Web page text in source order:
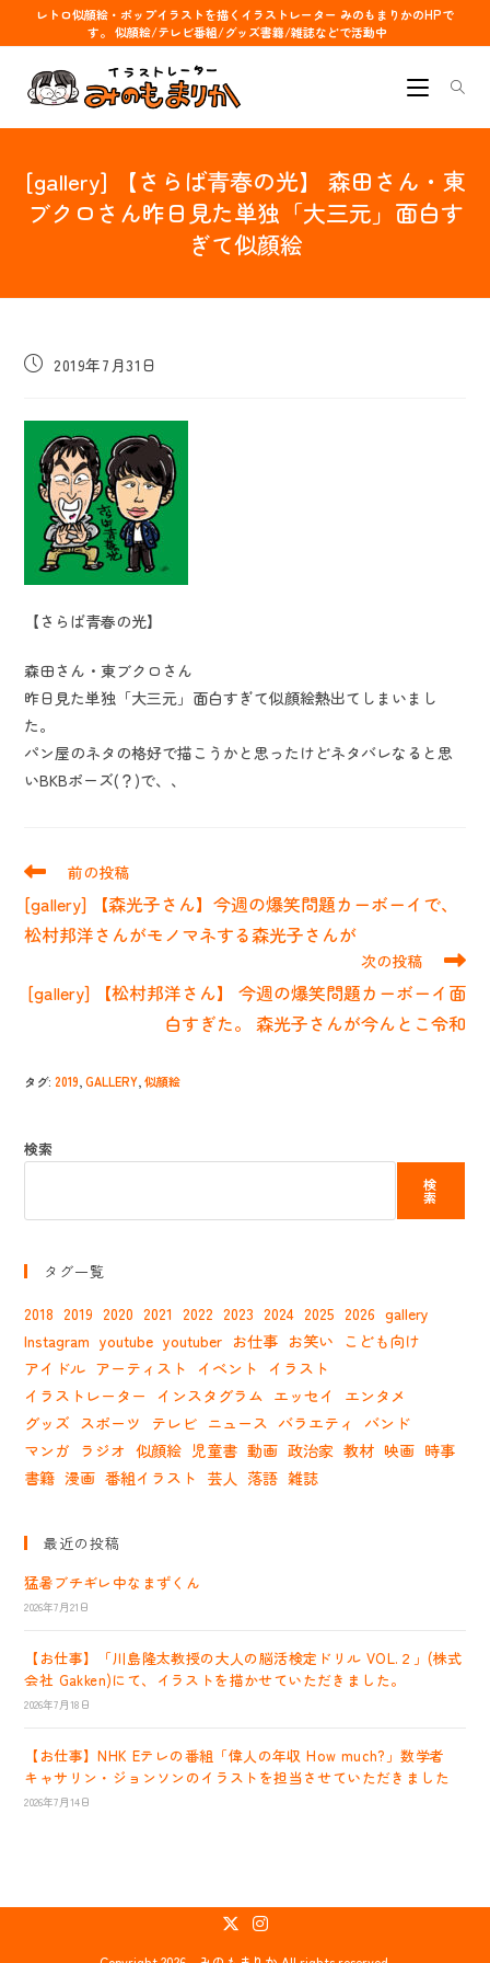
レトロ似顔絵・ポップイラストを描くイラストレーター みのもまりかのHPで
す。 似顔絵/テレビ番組/グッズ書籍/雑誌などで活動中
[gallery] 【さらば青春の光】 森田さん・東
ブクロさん昨日見た単独「大三元」面白す
ぎて似顔絵
投
開
日:
2019年7月31日
【さらば青春の光】
森田さん・東ブクロさん
昨日見た単独「大三元」面白すぎて似顔絵熱出てしまいまし
た。
パン屋のネタの格好で描こうかと思ったけどネタバレなると思
いBKBポーズ(？)で、、
そ
他
の
を
前の投稿
[gallery] 【森光子さん】今週の爆笑問題カーボーイで、
松村邦洋さんがモノマネする森光子さんが
次の投稿
[gallery] 【松村邦洋さん】 今週の爆笑問題カーボーイ面
白すぎた。 森光子さんが今んとこ令和
タグ:2019, GALLERY, 似顔絵
検索
検
索
タグ一覧
2018 2019 2020 2021 2022 2023 2024 2025 2026 gallery
Instagram youtube youtuber お仕事 お笑い こども向け
アイドル アーティスト イベント
イラスト
イラストレーター
インスタグラム エッセイ
エンタメ
グッズ スポーツ テレビ ニュース バラエティ
バンド
マンガ ラジオ 似顔絵 児童書 動画 政治家 教材 映画 時事
書籍 漫画 番組イラスト 芸人 落語 雑誌
最近の投稿
猛暑ブチギレ中なまずくん
2026年7月21日
【お仕事】「川島隆太教授の大人の脳活検定ドリル VOL.２」(株式
会社 Gakken)にて、イラストを描かせていただきました。
2026年7月18日
【お仕事】NHK Eテレの番組「偉人の年収 How much?」数学者
キャサリン・ジョンソンのイラストを担当させていただきました
2026年7月14日